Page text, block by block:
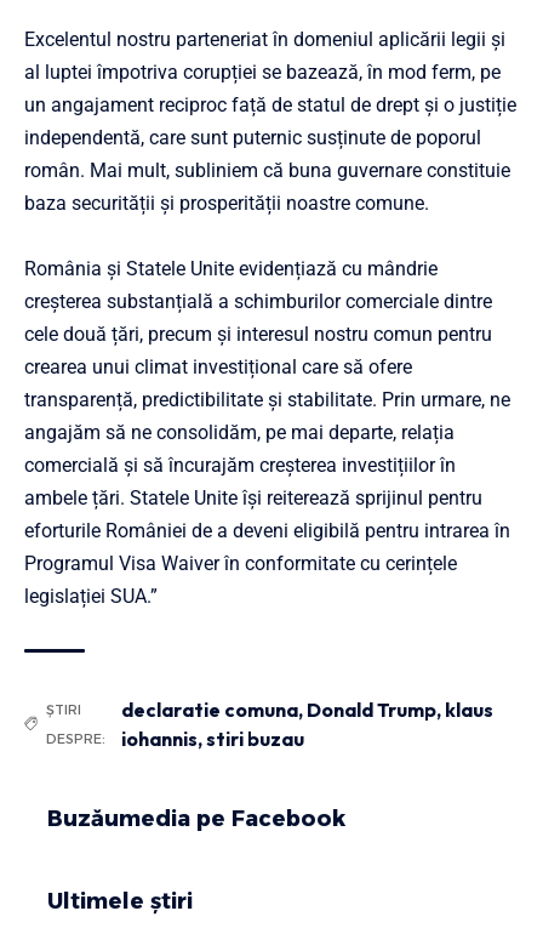
Excelentul nostru parteneriat în domeniul aplicării legii și
al luptei împotriva corupției se bazează, în mod ferm, pe
un angajament reciproc față de statul de drept și o justiție
independentă, care sunt puternic susținute de poporul
român. Mai mult, subliniem că buna guvernare constituie
baza securității și prosperității noastre comune.
România și Statele Unite evidențiază cu mândrie
creșterea substanțială a schimburilor comerciale dintre
cele două țări, precum și interesul nostru comun pentru
crearea unui climat investițional care să ofere
transparență, predictibilitate și stabilitate. Prin urmare, ne
angajăm să ne consolidăm, pe mai departe, relația
comercială și să încurajăm creșterea investițiilor în
ambele țări. Statele Unite își reiterează sprijinul pentru
eforturile României de a deveni eligibilă pentru intrarea în
Programul Visa Waiver în conformitate cu cerințele
legislației SUA.”
ȘTIRI
DESPRE:
declaratie comuna, Donald Trump, klaus
iohannis,stiri buzau
Buzăumedia pe Facebook
Ultimele știri